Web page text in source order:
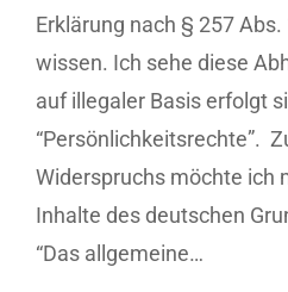
Erklärung nach § 257
wissen. Ich sehe diese
auf illegaler Basis erfolgt
“Persönlichkeitsrechte”.
Widerspruchs möchte ich
Inhalte des deutschen
“Das allgemeine…